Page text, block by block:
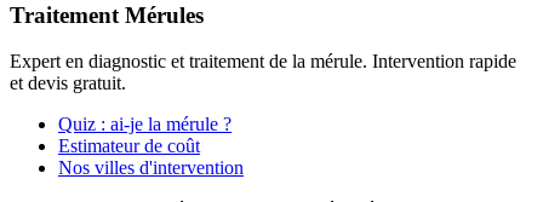
Traitement Mérules
Expert en diagnostic et traitement de la mérule. Intervention rapide
et devis gratuit.
Quiz : ai-je la mérule ?
Estimateur de coût
Nos villes d'intervention